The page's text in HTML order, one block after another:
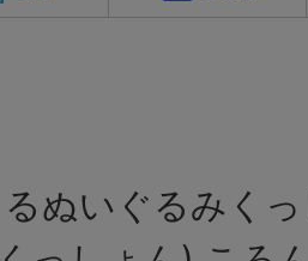
ぬいぐるみく